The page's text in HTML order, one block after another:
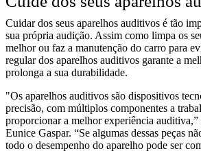
Cuidar dos seus aparelhos auditivos é tão
sua própria audição. Assim como limpa os
melhor ou faz a manutenção do carro para
regular dos aparelhos auditivos garante a
prolonga a sua durabilidade.
"Os aparelhos auditivos são dispositivos
precisão, com múltiplos componentes a
proporcionar a melhor experiência
Eunice Gaspar. “Se algumas dessas peças
todo o desempenho do aparelho pode ser